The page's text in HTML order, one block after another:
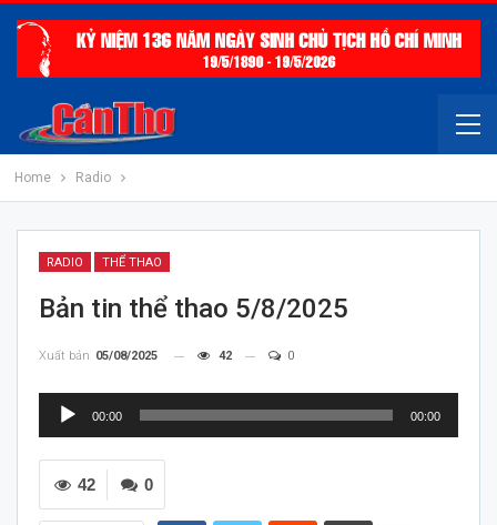
Home Radio
RADIO THỂ THAO
Bản tin thể thao 5/8/2025
Xuất bản 05/08/2025 42 0
Trình
Audio
00:00 00:00
0
42